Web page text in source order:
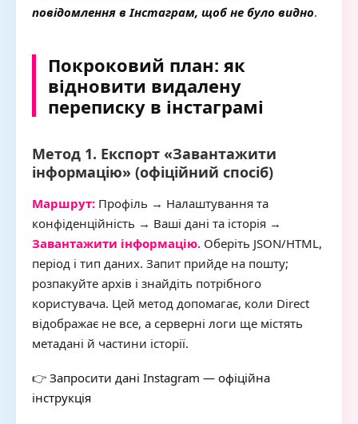
повідомлення в Інстаграм, щоб не було видно.
Покроковий план: як
відновити видалену
переписку в інстаграмі
Метод 1. Експорт «Завантажити
інформацію» (офіційний спосіб)
Маршрут: Профіль → Налаштування та
конфіденційність → Ваші дані та історія →
Завантажити інформацію. Оберіть JSON/HTML,
період і тип даних. Запит прийде на пошту;
розпакуйте архів і знайдіть потрібного
користувача. Цей метод допомагає, коли Direct
відображає не все, а серверні логи ще містять
метадані й частини історії.
👉 Запросити дані Instagram — офіційна
інструкція